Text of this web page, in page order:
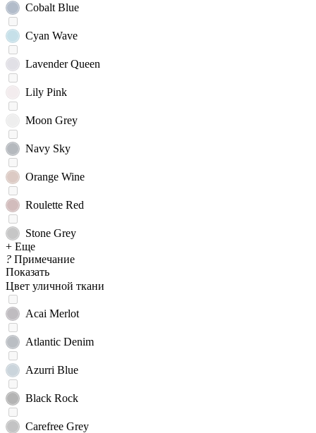
Cobalt Blue
Cyan Wave
Lavender Queen
Lily Pink
Moon Grey
Navy Sky
Orange Wine
Roulette Red
Stone Grey
+ Еще
? Примечание
Показать
Цвет уличной ткани
Acai Merlot
Atlantic Denim
Azurri Blue
Black Rock
Carefree Grey